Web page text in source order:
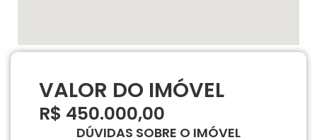
VALOR DO IMÓVEL
R$ 450.000,00
DÚVIDAS SOBRE O IMÓVEL